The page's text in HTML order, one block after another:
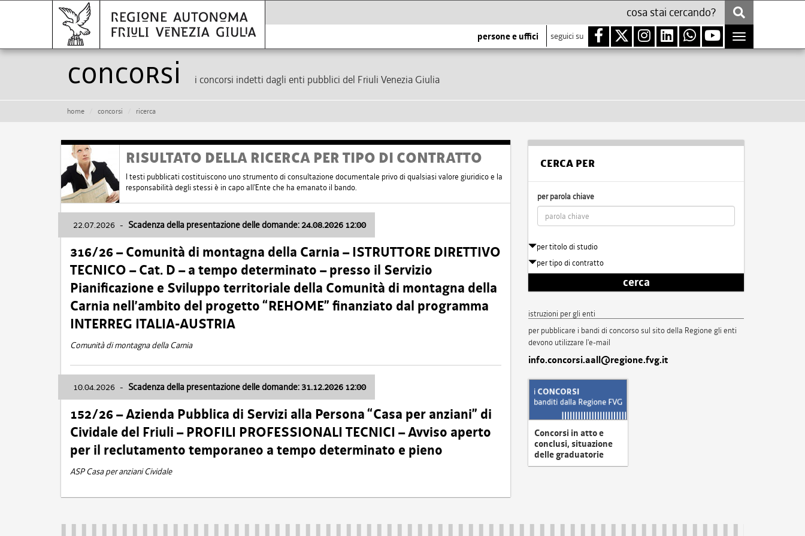
persone e uffici seguici su
Toggle
navigation
Concorsi i concorsi indetti dagli enti pubblici del Friuli Venezia Giulia
home concorsi ricerca
RISULTATO DELLA RICERCA PER TIPO DI CONTRATTO
I testi pubblicati costituiscono uno strumento di consultazione documentale privo di qualsiasi valore giuridico e la
responsabilità degli stessi è in capo all'Ente che ha emanato il bando.
22.07.2026 - Scadenza della presentazione delle domande: 24.08.2026 12:00
316/26 – Comunità di montagna della Carnia – ISTRUTTORE DIRETTIVO
TECNICO – Cat. D – a tempo determinato – presso il Servizio
Pianificazione e Sviluppo territoriale della Comunità di montagna della
Carnia nell’ambito del progetto “REHOME” finanziato dal programma
INTERREG ITALIA-AUSTRIA
Comunità di montagna della Carnia
10.04.2026 - Scadenza della presentazione delle domande: 31.12.2026 12:00
152/26 – Azienda Pubblica di Servizi alla Persona “Casa per anziani” di
Cividale del Friuli – PROFILI PROFESSIONALI TECNICI – Avviso aperto
per il reclutamento temporaneo a tempo determinato e pieno
ASP Casa per anziani Cividale
CERCA PER
per parola chiave
per titolo di studio
per tipo di contratto
cerca
istruzioni per gli enti
per pubblicare i bandi di concorso sul sito della Regione gli enti
devono utilizzare l'e-mail
info.concorsi.aall@regione.fvg.it
Concorsi in atto e
conclusi, situazione
delle graduatorie